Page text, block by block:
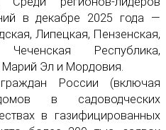
в декабре 2025 года —
Липецкая, Пензенская,
Республика,
Марий Эл и Мордовия.
России (включая
в садоводческих
в газифицированных